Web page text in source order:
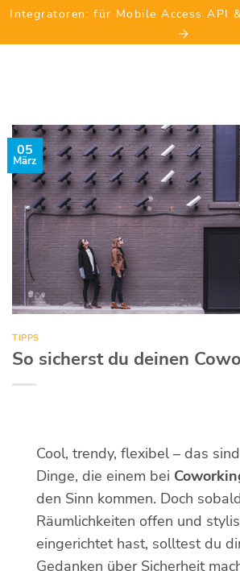
Skip
content
Integratoren: für Mobile Access API
05
März
TIPPS
So sicherst du deinen
Cool, trendy, flexibel – das
Dinge, die einem bei
den Sinn kommen. Doch
Räumlichkeiten offen und
eingerichtet hast, solltest du
Gedanken über Sicherheit